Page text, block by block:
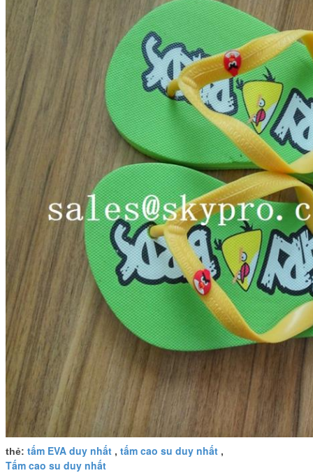
thẻ: tấm EVA duy nhất , tấm cao su duy nhất ,
Tấm cao su duy nhất